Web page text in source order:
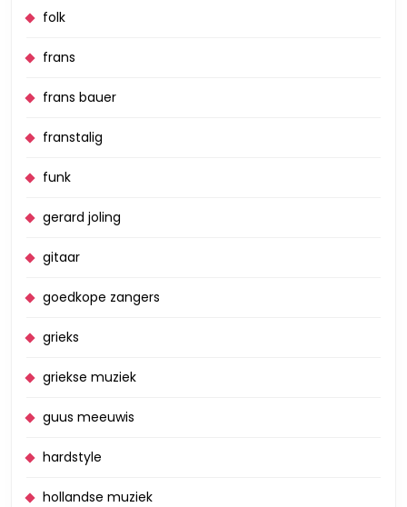
folk
frans
frans bauer
franstalig
funk
gerard joling
gitaar
goedkope zangers
grieks
griekse muziek
guus meeuwis
hardstyle
hollandse muziek